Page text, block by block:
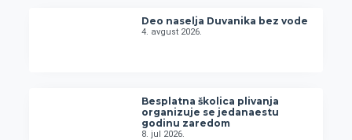
Deo naselja Duvanika bez vode
4. avgust 2026.
Besplatna školica plivanja
organizuje se jedanaestu
godinu zaredom
8. jul 2026.